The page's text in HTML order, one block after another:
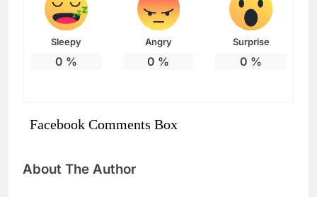
Sleepy
0 %
Angry
0 %
Surprise
0 %
Facebook Comments Box
About The Author